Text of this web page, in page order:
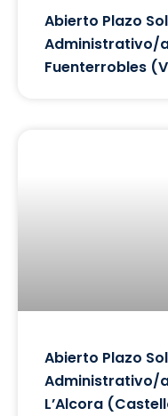
Abierto Plazo
Administrativo/
Fuenterrobles
Abierto Plazo
Administrativo/
L’Alcora